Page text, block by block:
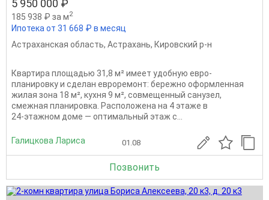
5 950 000 ₽
185 938 ₽ за м2
Ипотека от 31 668 ₽ в месяц
Астраханская область, Астрахань, Кировский р-н
Квартира площадью 31,8 м² имеет удобную евро-
планировку и сделан евроремонт: бережно оформленная
жилая зона 18 м², кухня 9 м², совмещенный санузел,
смежная планировка. Расположена на 4 этаже в
24‑этажном доме — оптимальный этаж с...
Галицкова Лариса 01.08
Позвонить